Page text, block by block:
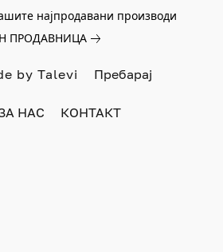
најпродавани производи
ПРОДАВНИЦА
by Talevi
НАС КОНТАКТ